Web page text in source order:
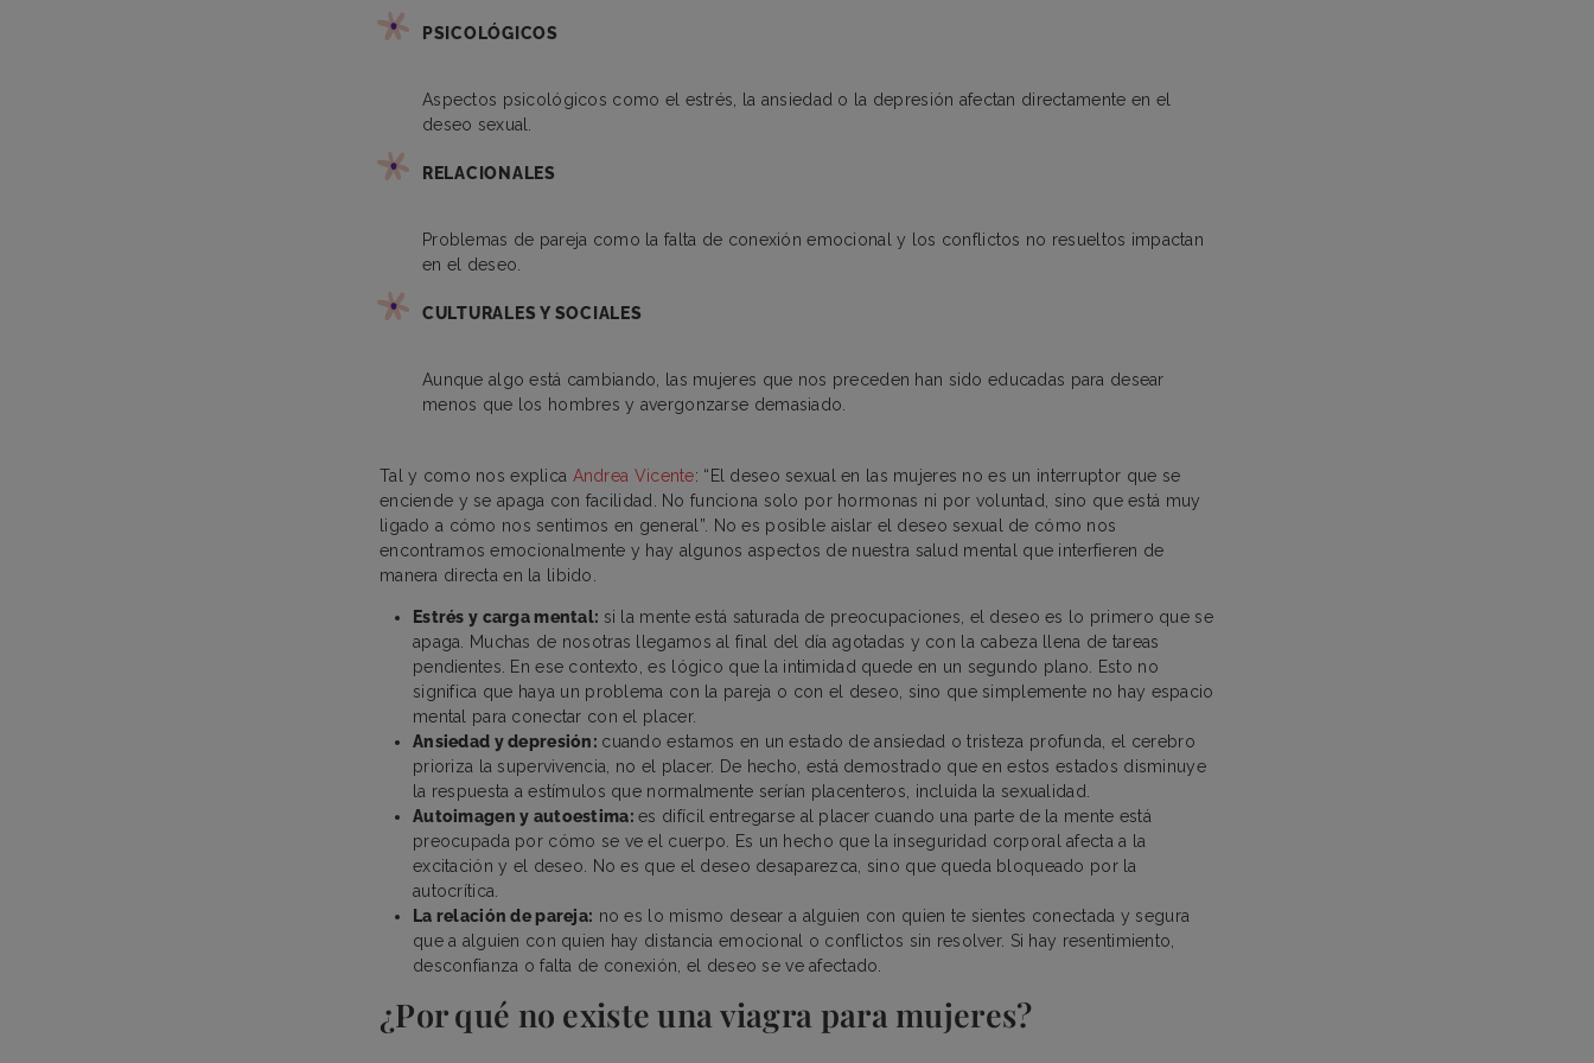
PSICOLÓGICOS
Aspectos psicológicos como el estrés, la ansiedad o la depresión afectan directamente en el
deseo sexual.
RELACIONALES
Problemas de pareja como la falta de conexión emocional y los conflictos no resueltos impactan
en el deseo.
CULTURALES Y SOCIALES
Aunque algo está cambiando, las mujeres que nos preceden han sido educadas para desear
menos que los hombres y avergonzarse demasiado.
Tal y como nos explica Andrea Vicente: “El deseo sexual en las mujeres no es un interruptor que se
enciende y se apaga con facilidad. No funciona solo por hormonas ni por voluntad, sino que está muy
ligado a cómo nos sentimos en general”. No es posible aislar el deseo sexual de cómo nos
encontramos emocionalmente y hay algunos aspectos de nuestra salud mental que interfieren de
manera directa en la libido.
Estrés y carga mental: si la mente está saturada de preocupaciones, el deseo es lo primero que se
apaga. Muchas de nosotras llegamos al final del día agotadas y con la cabeza llena de tareas
pendientes. En ese contexto, es lógico que la intimidad quede en un segundo plano. Esto no
significa que haya un problema con la pareja o con el deseo, sino que simplemente no hay espacio
mental para conectar con el placer.
Ansiedad y depresión: cuando estamos en un estado de ansiedad o tristeza profunda, el cerebro
prioriza la supervivencia, no el placer. De hecho, está demostrado que en estos estados disminuye
la respuesta a estímulos que normalmente serían placenteros, incluida la sexualidad.
Autoimagen y autoestima:es difícil entregarse al placer cuando una parte de la mente está
preocupada por cómo se ve el cuerpo. Es un hecho que la inseguridad corporal afecta a la
excitación y el deseo. No es que el deseo desaparezca, sino que queda bloqueado por la
autocrítica.
La relación de pareja: no es lo mismo desear a alguien con quien te sientes conectada y segura
que a alguien con quien hay distancia emocional o conflictos sin resolver. Si hay resentimiento,
desconfianza o falta de conexión, el deseo se ve afectado.
¿Por qué no existe una viagra para mujeres?